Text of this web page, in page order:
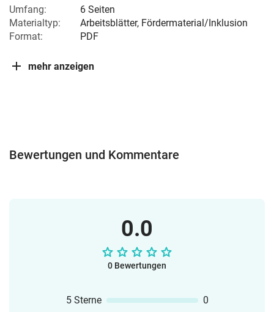
Umfang:
6 Seiten
Materialtyp:
Arbeitsblätter, Fördermaterial/Inklusion
Format:
PDF
mehr anzeigen
Bewertungen und Kommentare
0.0
0 Bewertungen
5 Sterne
0